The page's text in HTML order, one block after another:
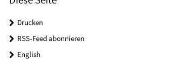
Drucken
RSS-Feed abonnieren
English